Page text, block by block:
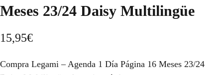
Meses 23/24 Daisy Multilingüe
15,95€
Compra Legami – Agenda 1 Día Página 16 Meses 23/24